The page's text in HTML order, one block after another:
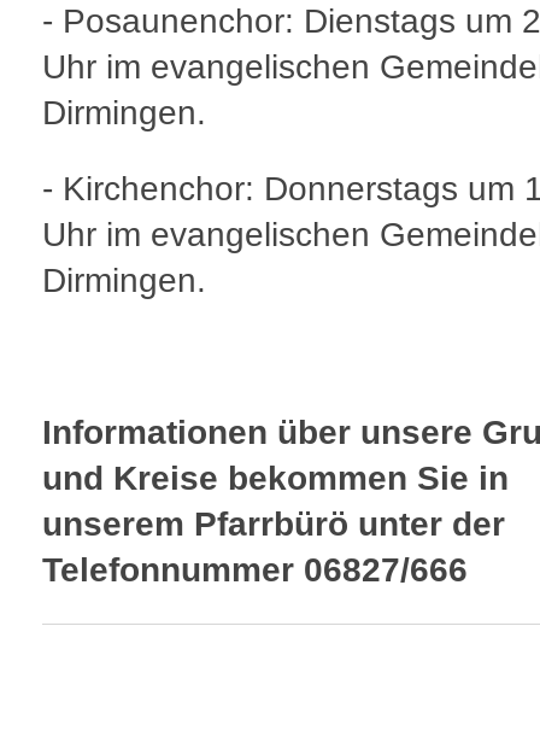
- Posaunenchor: Dienstags um
Uhr im evangelischen
Dirmingen.
- Kirchenchor: Donnerstags um
Uhr im evangelischen
Dirmingen.
Informationen über unsere
und Kreise bekommen Sie in
unserem Pfarrbürö unter der
Telefonnummer 06827/666